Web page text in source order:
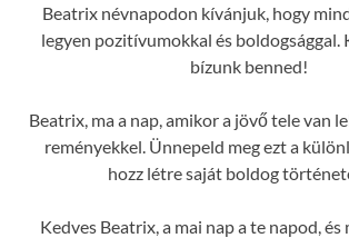
Beatrix névnapodon kívánjuk, hogy
legyen pozitívumokkal és boldogsággal.
bízunk benned!
Beatrix, ma a nap, amikor a jövő tele van
reményekkel. Ünnepeld meg ezt a
hozz létre saját boldog
Kedves Beatrix, a mai nap a te napod,